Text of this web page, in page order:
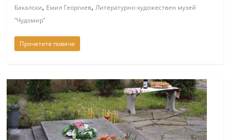
Бакалски, Емил Георгиев,Литературно-художествен музей
“Чудомир”
Прочетете повече